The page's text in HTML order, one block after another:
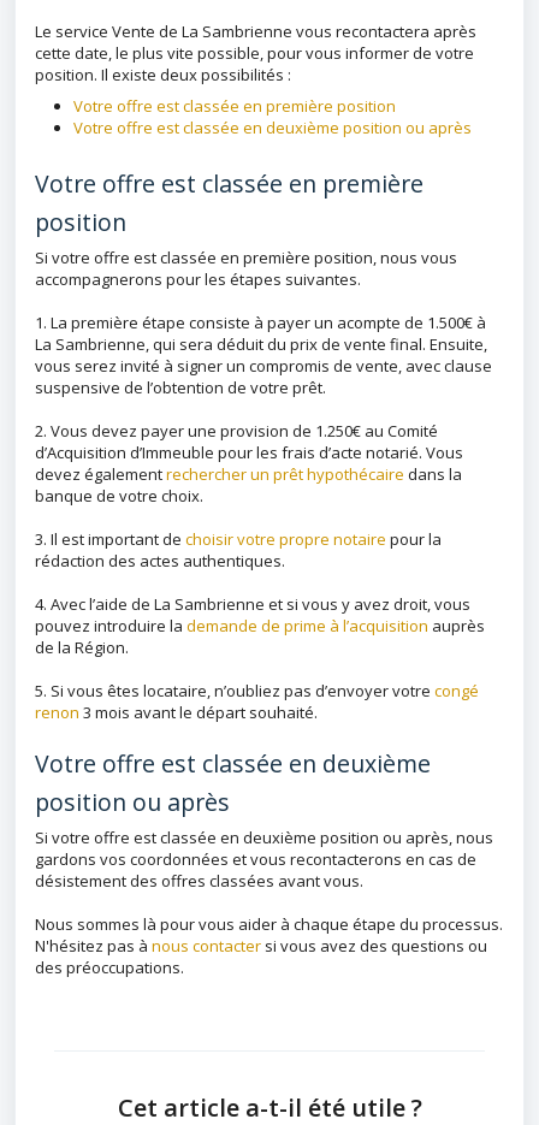
Le service Vente de La Sambrienne vous recontactera après
cette date, le plus vite possible, pour vous informer de votre
position. Il existe deux possibilités :
Votre offre est classée en première position
Votre offre est classée en deuxième position ou après
Votre offre est classée en première
position
Si votre offre est classée en première position, nous vous
accompagnerons pour les étapes suivantes.
1. La première étape consiste à payer un acompte de 1.500€ à
La Sambrienne, qui sera déduit du prix de vente final. Ensuite,
vous serez invité à signer un compromis de vente, avec clause
suspensive de l’obtention de votre prêt.
2. Vous devez payer une provision de 1.250€ au Comité
d’Acquisition d’Immeuble pour les frais d’acte notarié. Vous
devez égalementrechercher un prêt hypothécaire dans la
banque de votre choix.
3. Il est important de choisir votre propre notaire pour la
rédaction des actes authentiques.
4. Avec l’aide de La Sambrienne et si vous y avez droit, vous
pouvez introduire la demande de prime à l’acquisition auprès
de la Région.
5. Si vous êtes locataire, n’oubliez pas d’envoyer votre congé
renon 3 mois avant le départ souhaité.
Votre offre est classée en deuxième
position ou après
Si votre offre est classée en deuxième position ou après, nous
gardons vos coordonnées et vous recontacterons en cas de
désistement des offres classées avant vous.
Nous sommes là pour vous aider à chaque étape du processus.
N'hésitez pas à nous contacter si vous avez des questions ou
des préoccupations.
Cet article a-t-il été utile ?